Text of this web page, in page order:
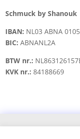
Schmuck by Shanouk
IBAN: NL03 ABNA
BIC: ABNANL2A
BTW nr.:
KVK nr.:84188669